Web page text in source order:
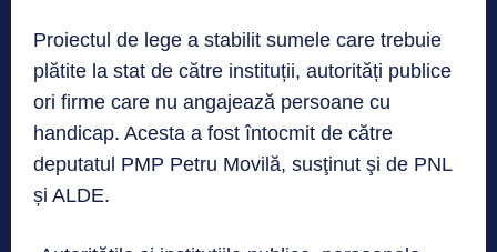
Proiectul de lege a stabilit sumele care trebuie
plătite la stat de către instituții, autorități publice
ori firme care nu angajează persoane cu
handicap. Acesta a fost întocmit de către
deputatul PMP Petru Movilă, susţinut şi de PNL
și ALDE.